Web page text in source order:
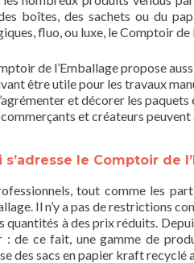
boîtes, des sachets ou du
fluo, ou luxe, le Comptoir
de l’Emballage propose
être utile pour les travaux
et décorer les
et créateurs
s’adresse le Comptoir de
tout comme les
Il n’y a pas de restrictions
quantités à des prix réduits.
: de ce fait, une gamme de
des sacs en papier kraft recyclé